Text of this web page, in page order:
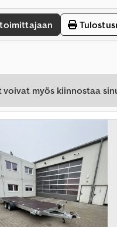
voivat myös kiinnostaa